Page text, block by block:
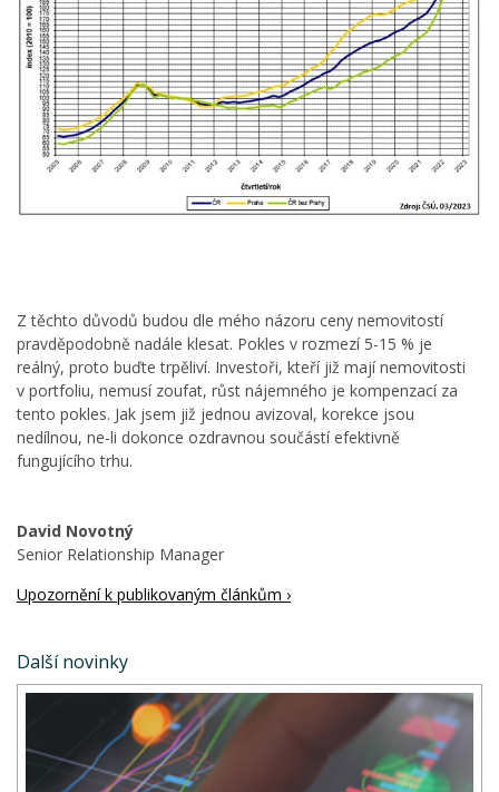
Z těchto důvodů budou dle mého názoru ceny nemovitostí
pravděpodobně nadále klesat. Pokles v rozmezí 5-15 % je
reálný, proto buďte trpěliví. Investoři, kteří již mají nemovitosti
v portfoliu, nemusí zoufat, růst nájemného je kompenzací za
tento pokles. Jak jsem již jednou avizoval, korekce jsou
nedílnou, ne-li dokonce ozdravnou součástí efektivně
fungujícího trhu.
David Novotný
Senior Relationship Manager
Upozornění k publikovaným článkům ›
Další novinky